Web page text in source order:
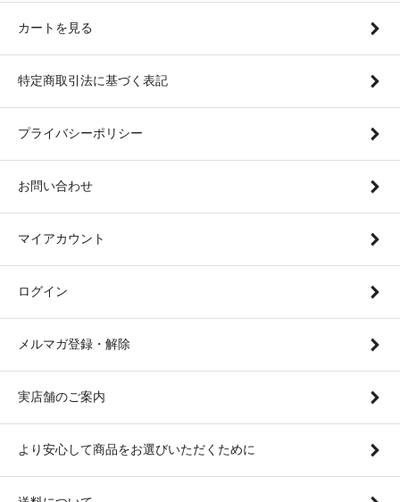
カートを見る
特定商取引法に基づく表記
プライバシーポリシー
お問い合わせ
マイアカウント
ログイン
メルマガ登録・解除
実店舗のご案内
より安心して商品をお選びいただくために